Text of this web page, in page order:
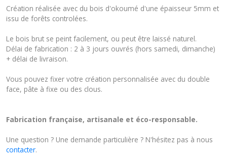
Création réalisée avec du bois d'okoumé d'une épaisseur 5mm et
issu de forêts controlées.
Le bois brut se peint facilement, ou peut être laissé naturel.
Délai de fabrication : 2 à 3 jours ouvrés (hors samedi, dimanche)
+ délai de livraison.
Vous pouvez fixer votre création personnalisée avec du double
face, pâte à fixe ou des clous.
Fabrication française, artisanale et éco-responsable.
Une question ? Une demande particulière ? N'hésitez pas à nous
contacter.